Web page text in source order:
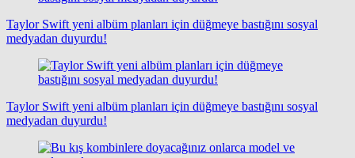
Taylor Swift yeni albüm planları için düğmeye bastığını sosyal
medyadan duyurdu!
Taylor Swift yeni albüm planları için düğmeye bastığını sosyal
medyadan duyurdu!